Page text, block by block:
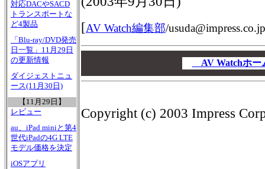
対応DACやSACD
トランスポートな
ど4製品
「Blu-ray/DVD発売
日一覧」11月29日
の更新情報
ダイジェストニュ
ース(11月30日)
【11月29日】
レビュー
au、iPad miniと第4
世代iPadの4G LTE
モデル価格を決定
iOSアプリ
[AV Watch編集部/usuda@impress.co.jp
AV Watchホ
Copyright (c) 2003 Impress